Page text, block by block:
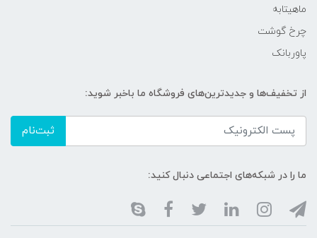
ماهیتابه
چرخ گوشت
پاوربانک
از تخفیف‌ها و جدیدترین‌های فروشگاه ما باخبر شوید:
ثبت‌نام
ما را در شبکه‌های اجتماعی دنبال کنید: